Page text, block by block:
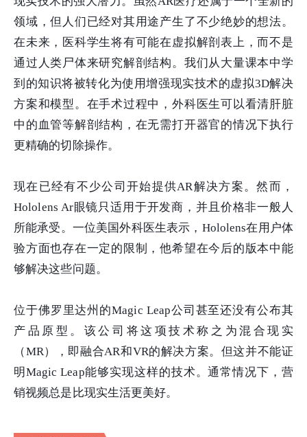
领域，但人们已经对其用途产生了不少绝妙的想法。
在未来，医科学生将有可能在虚拟解剖表上，而不是
通过人类尸体来研究解剖结构。我们从大量课本中学
到的知识将被转化为使用增强现实技术的虚拟3D解决
方案和模型。在手术过程中，外科医生可以看清肝脏
中的血管等解剖结构，在无需打开器官的情况下执行
更精确的切除操作。
现在已经有不少公司开始提供AR解决方案。然而，
Hololens Ar眼镜只适用于开发商，并且价格非一般人
所能承受。一位美国外科医生表示，Hololens在用户体
验方面也存在一定的限制，他希望在今后的版本中能
够解决这些问题。
位于佛罗里达州的Magic Leap公司甚至还没有公布其
产品原型。该公司将这项技术称之为混合现实
（MR），即融合AR和VR的解决方案。但这并不能证
明Magic Leap能够实现这样的技术。通常情况下，营
销视频总是比现实生活更美好。